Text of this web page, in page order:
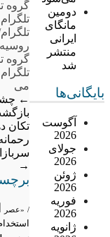
دومین
مانگای
ایرانی
منتشر
شد
بایگانی‌ها
آگوست
2026
جولای
2026
ژوئن
2026
فوریه
2026
ژانویه
گروه
تلگرام
گروه
تلگرام
می
←
تکان
→
/ «عصر